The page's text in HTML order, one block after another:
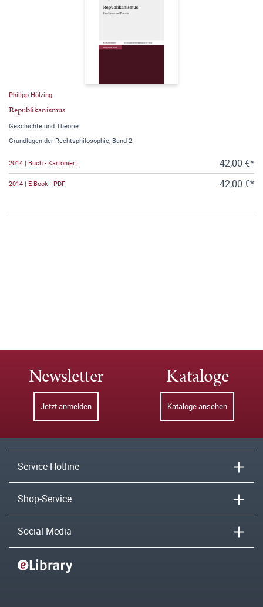
Philipp Hölzing
Republikanismus
Geschichte und Theorie
Grundlagen der Rechtsphilosophie, Band 2
2014 | Buch - Kartoniert 42,00 €*
2014 | E-Book - PDF 42,00 €*
Newsletter
Jetzt anmelden
Kataloge
Kataloge ansehen
Service-Hotline
Shop-Service
Social Media